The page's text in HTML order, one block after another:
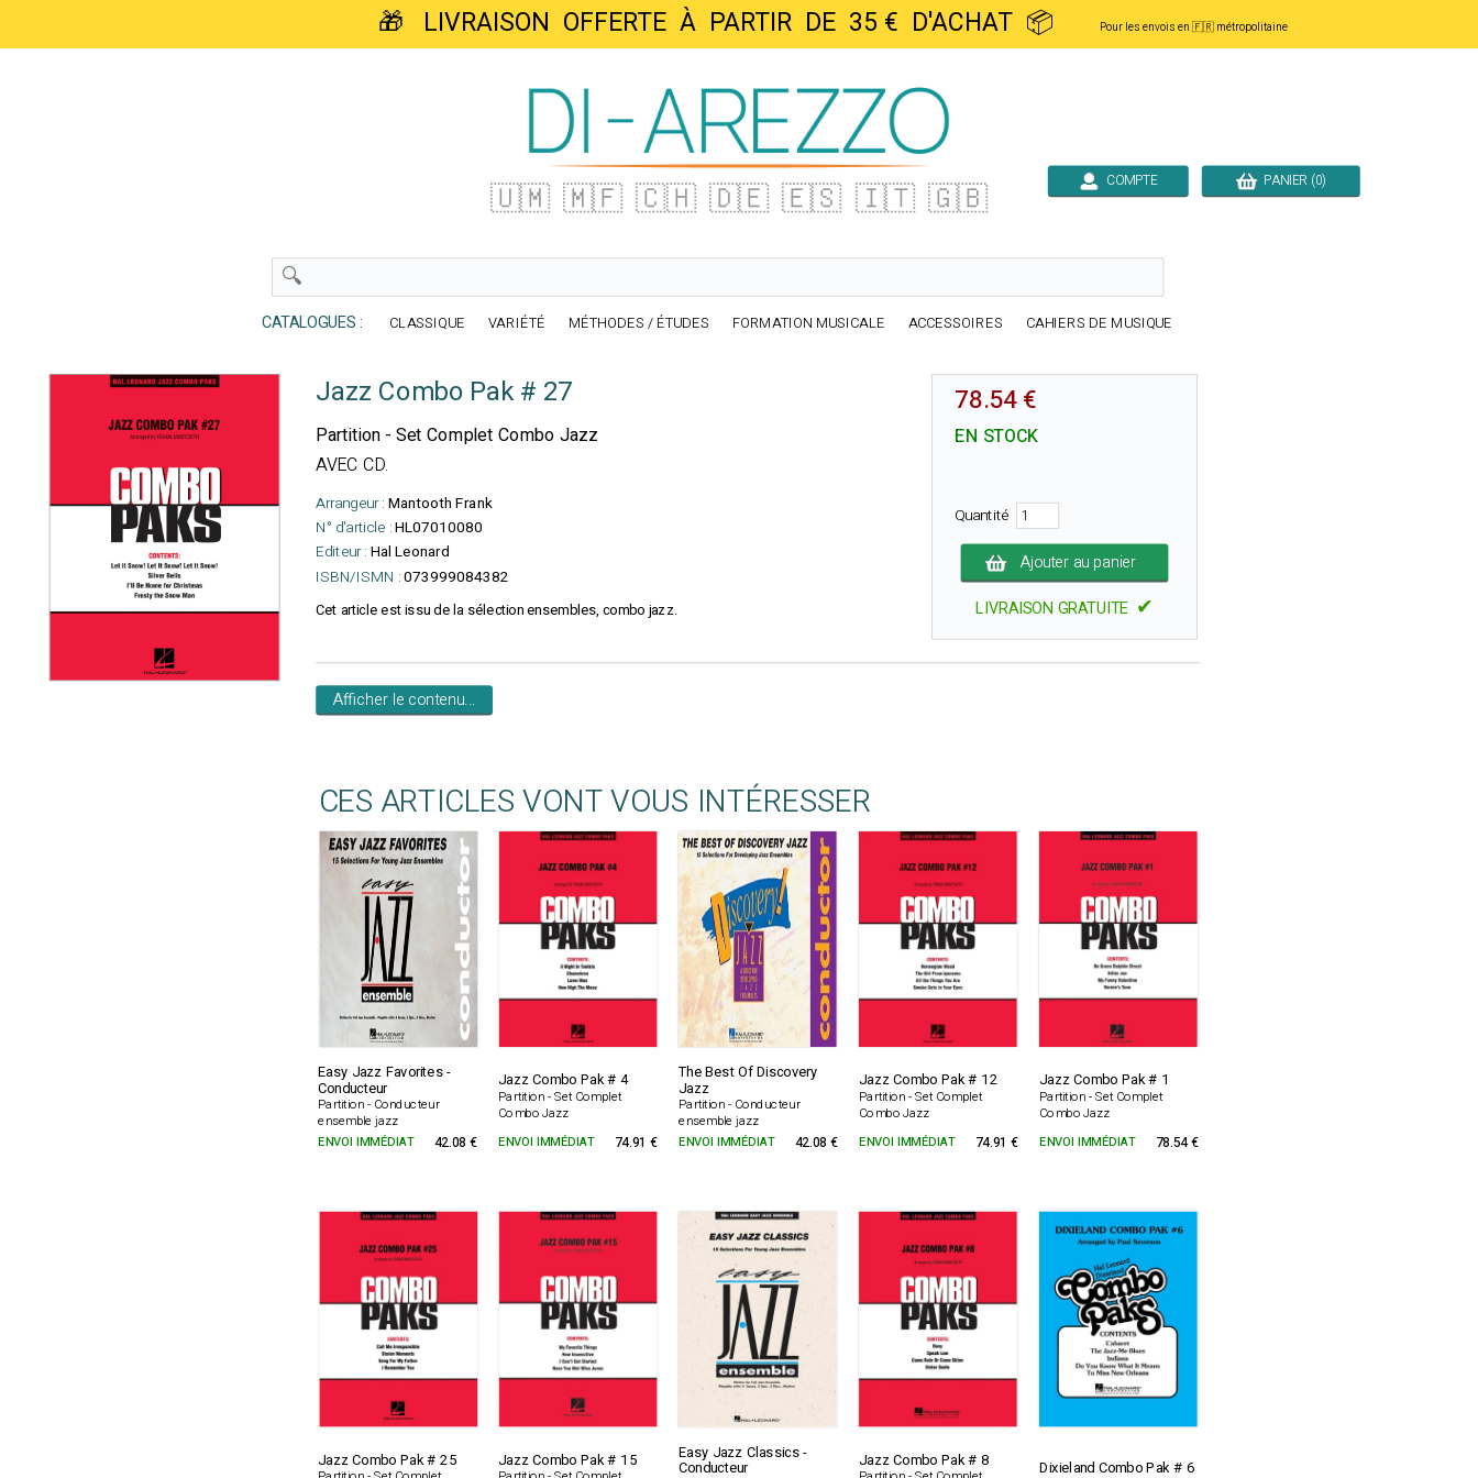
🎁 LIVRAISON OFFERTE À PARTIR DE 35 € D'ACHAT 📦 Pour les envois en 🇫🇷 métropolitaine
🇺🇲 🇲🇫 🇨🇭 🇩🇪 🇪🇸 🇮🇹 🇬🇧 COMPTE PANIER (0)
CATALOGUES : CLASSIQUE VARIÉTÉ MÉTHODES / ÉTUDES FORMATION MUSICALE ACCESSOIRES CAHIERS DE MUSIQUE
Jazz Combo Pak # 27
Partition - Set Complet Combo Jazz
AVEC CD.
Arrangeur : Mantooth Frank
N° d'article :HL07010080
Editeur : Hal Leonard
ISBN/ISMN :073999084382
Cet article est issu de la sélection ensembles, combo jazz.
78.54 €
EN STOCK
Quantité
Ajouter au panier
LIVRAISON GRATUITE ✔
Afficher le contenu...
CES ARTICLES VONT VOUS INTÉRESSER
Easy Jazz Favorites -
Conducteur
Partition - Conducteur
ensemble jazz
Jazz Combo Pak # 4
Partition - Set Complet
Combo Jazz
The Best Of Discovery
Jazz
Partition - Conducteur
ensemble jazz
Jazz Combo Pak # 12
Partition - Set Complet
Combo Jazz
Jazz Combo Pak # 1
Partition - Set Complet
Combo Jazz
ENVOI IMMÉDIAT 42.08 € ENVOI IMMÉDIAT 74.91 € ENVOI IMMÉDIAT 42.08 € ENVOI IMMÉDIAT 74.91 € ENVOI IMMÉDIAT 78.54 €
Jazz Combo Pak # 25 Jazz Combo Pak # 15 Easy Jazz Classics -
Conducteur Jazz Combo Pak # 8 Dixieland Combo Pak # 6